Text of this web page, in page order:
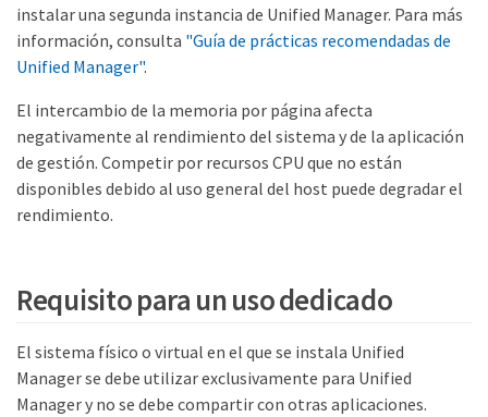
instalar una segunda instancia de Unified Manager. Para más
información, consulta "Guía de prácticas recomendadas de
Unified Manager".
El intercambio de la memoria por página afecta
negativamente al rendimiento del sistema y de la aplicación
de gestión. Competir por recursos CPU que no están
disponibles debido al uso general del host puede degradar el
rendimiento.
Requisito para un uso dedicado
El sistema físico o virtual en el que se instala Unified
Manager se debe utilizar exclusivamente para Unified
Manager y no se debe compartir con otras aplicaciones.